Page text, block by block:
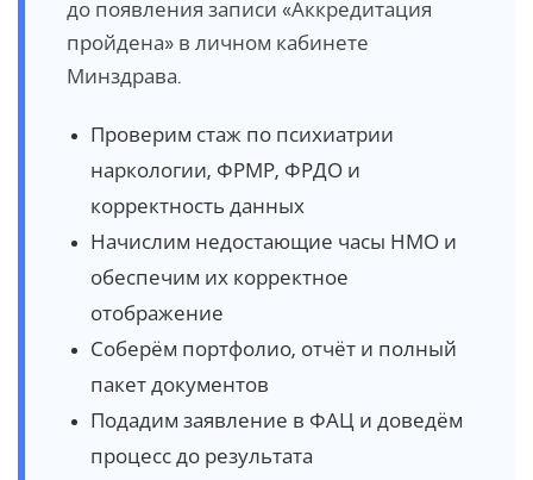
до появления записи «Аккредитация
пройдена» в личном кабинете
Минздрава.
Проверим стаж по психиатрии
наркологии, ФРМР, ФРДО и
корректность данных
Начислим недостающие часы НМО и
обеспечим их корректное
отображение
Соберём портфолио, отчёт и полный
пакет документов
Подадим заявление в ФАЦ и доведём
процесс до результата